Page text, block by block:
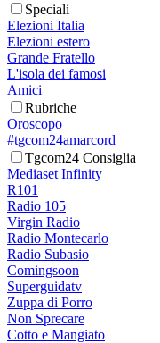
Speciali
Elezioni Italia
Elezioni estero
Grande Fratello
L'isola dei famosi
Amici
Rubriche
Oroscopo
#tgcom24amarcord
Tgcom24 Consiglia
Mediaset Infinity
R101
Radio 105
Virgin Radio
Radio Montecarlo
Radio Subasio
Comingsoon
Superguidatv
Zuppa di Porro
Non Sprecare
Cotto e Mangiato